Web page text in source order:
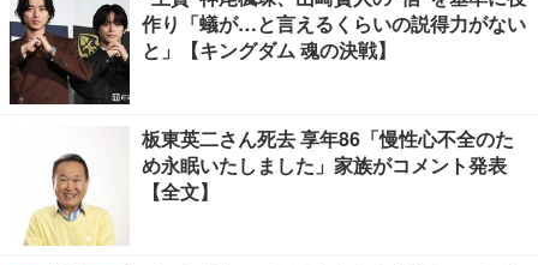
作り「蟻が…と言えるくらいの説得力がない
と」【キングダム 魂の決戦】
板東英二さん死去 享年86「慢性心不全のた
め永眠いたしました」家族がコメント発表
【全文】